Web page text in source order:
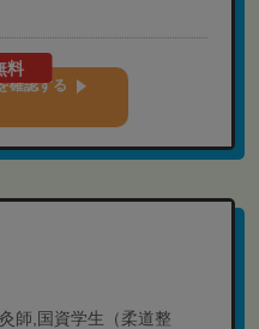
料
確認する
師,国資学生（柔道整